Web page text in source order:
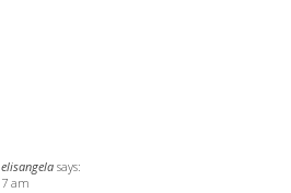
elisangela says:
am